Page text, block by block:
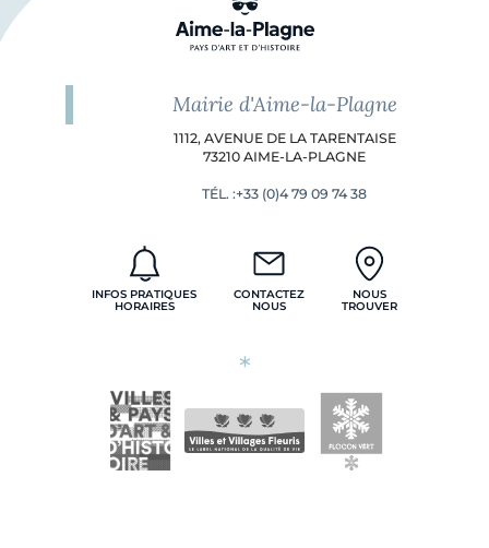
Mairie d'Aime-la-Plagne
1112, AVENUE DE LA TARENTAISE
73210 AIME-LA-PLAGNE
TÉL. :+33 (0)4 79 09 74 38
INFOS PRATIQUES
HORAIRES
CONTACTEZ
NOUS
NOUS
TROUVER